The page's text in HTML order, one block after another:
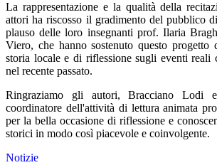
La rappresentazione e la qualità della
attori ha riscosso il gradimento del pubblico
plauso delle loro insegnanti prof. Ilaria
Viero, che hanno sostenuto questo progetto
storia locale e di riflessione sugli eventi reali
nel recente passato.
Ringraziamo gli autori, Bracciano
coordinatore dell'attività di lettura animata
per la bella occasione di riflessione e
storici in modo così piacevole e coinvolgente.
Notizie